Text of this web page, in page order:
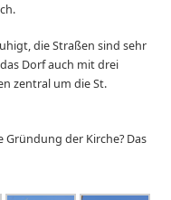
die Straßen sind sehr
Dorf auch mit drei
zentral um die St.
Gründung der Kirche? Das